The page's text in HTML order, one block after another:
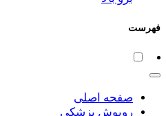
فهرست
صفحه اصلی
روپوش پزشکی